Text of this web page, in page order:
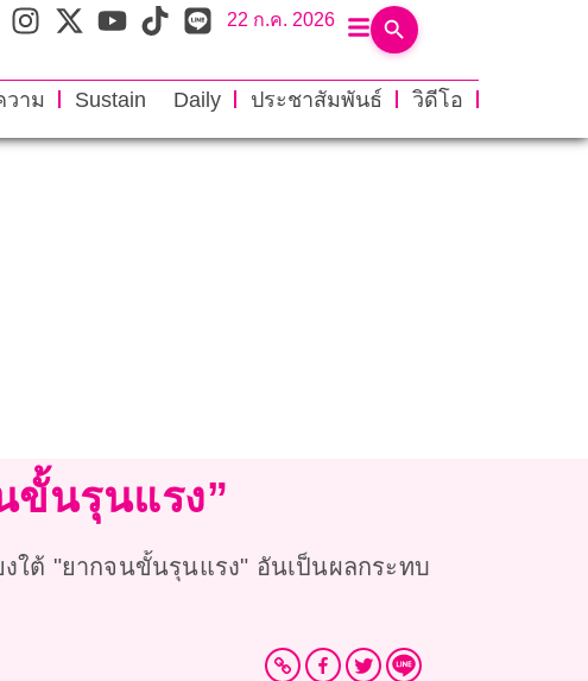
22 ก.ค. 2026
าม Sustain Daily ประชาสัมพันธ์
วิดีโอ
ขั้นรุนแรง”
ใต้ "ยากจนขั้นรุนแรง" อันเป็นผลกระทบ